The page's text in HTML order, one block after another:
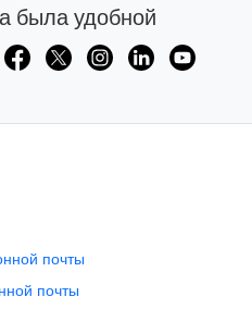
была удобной
почты
почты